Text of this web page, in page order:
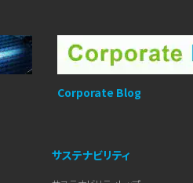
Corporate Blog
サステナビリティ